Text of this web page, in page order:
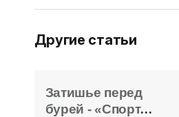
Другие статьи
Затишье перед
бурей - «Спорт